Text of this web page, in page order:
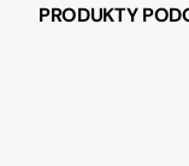
PRODUKTY